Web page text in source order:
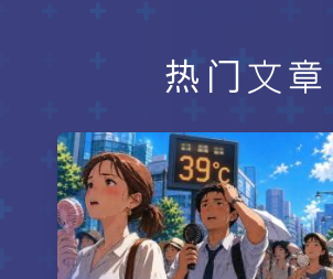
热门文章